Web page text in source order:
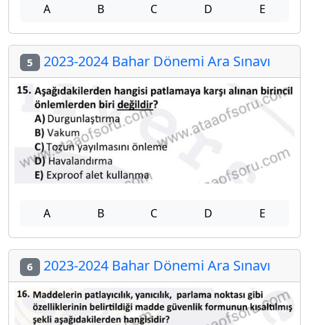
A B C D E
5 2023-2024 Bahar Dönemi Ara Sınavı
A B C D E
6 2023-2024 Bahar Dönemi Ara Sınavı